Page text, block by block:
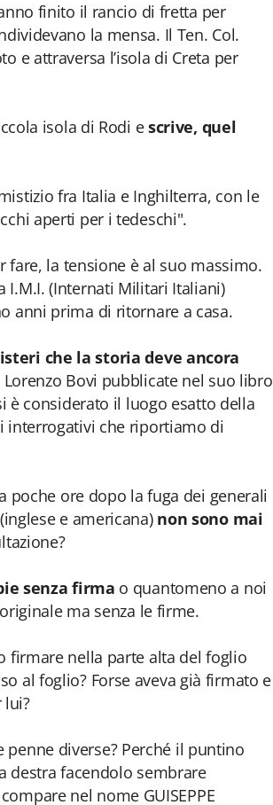
finito il rancio di fretta per
la mensa. Il Ten. Col.
e attraversa l’isola di Creta per
isola di Rodi escrive, quel
fra Italia e Inghilterra, con le
aperti per i tedeschi".
fare, la tensione è al suo massimo.
I.M.I. (Internati Militari Italiani)
anni prima di ritornare a casa.
che la storia deve ancora
Bovi pubblicate nel suo libro
è considerato il luogo esatto della
che riportiamo di
poche ore dopo la fuga dei generali
e americana) non sono mai
senza firma o quantomeno a noi
ma senza le firme.
firmare nella parte alta del foglio
al foglio? Forse aveva già firmato e
lui?
diverse? Perché il puntino
destra facendolo sembrare
nel nome GUISEPPE